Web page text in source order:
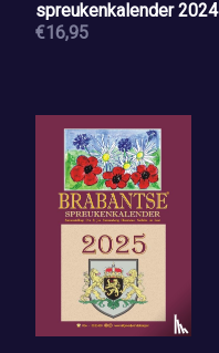
spreukenkalender 2024
€16,95